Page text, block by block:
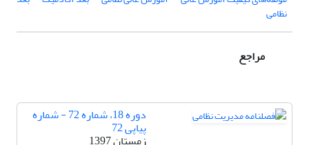
نظامی
مراجع
دوره 18، شماره 72 - شماره
پیاپی 72